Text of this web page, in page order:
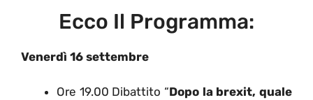
Ecco Il Programma:
Venerdì 16 settembre
Ore 19.00 Dibattito “Dopo la brexit, quale